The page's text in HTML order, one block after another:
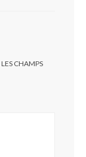
LES CHAMPS